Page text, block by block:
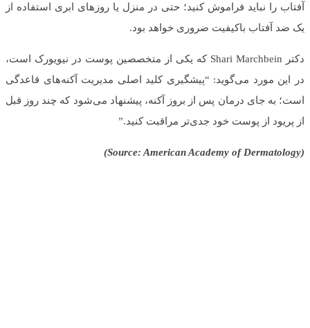
آفتاب را نباید فراموش کنید؛ حتی در منزل یا روزهای ابری استفاده از
یک ضد آفتاب باکیفیت ضروری خواهد بود.
دکتر Shari Marchbein که یکی از متخصصین پوست در نیویورک است،
در این مورد می‌گوید: “پیشگیری کلید اصلی مدیریت آکنه‌های قاعدگی
است؛ به جای درمان پس از بروز آکنه، پیشنهاد می‌شود که چند روز قبل
از پریود از پوست خود جدی‌تر مراقبت کنید.”
(Source: American Academy of Dermatology)